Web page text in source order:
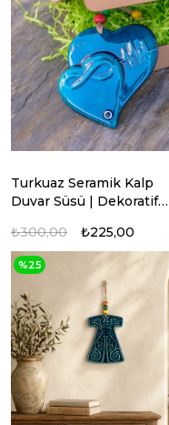
Turkuaz Seramik Kalp
Duvar Süsü | Dekoratif
₺225,00
₺300,00
%25